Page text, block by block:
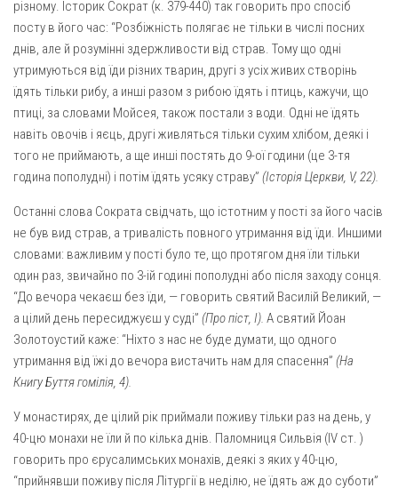
різному. Історик Сократ (к. 379-440) так говорить про спосіб
посту в його час: “Розбіжність полягає не тільки в числі посних
днів, але й розумінні здержливости від страв. Тому що одні
утримуються від їди різних тварин, другі з усіх живих створінь
їдять тільки рибу, а инші разом з рибою їдять і птиць, кажучи, що
птиці, за словами Мойсея, також постали з води. Одні не їдять
навіть овочів і яєць, другі живляться тільки сухим хлібом, деякі і
того не приймають, а ще инші постять до 9-ої години (це 3-тя
година пополудні) і потім їдять усяку страву” (Історія Церкви, V, 22).
Останні слова Сократа свідчать, що істотним у пості за його часів
не був вид страв, а тривалість повного утримання від їди. Иншими
словами: важливим у пості було те, що протягом дня їли тільки
один раз, звичайно по 3-ій годині пополудні або після заходу сонця.
“До вечора чекаєш без їди, — говорить святий Василій Великий, —
а цілий день пересиджуєш у суді” (Про піст, І). А святий Йоан
Золотоустий каже: “Ніхто з нас не буде думати, що одного
утримання від їжі до вечора вистачить нам для спасення” (На
Книгу Буття гомілія, 4).
У монастирях, де цілий рік приймали поживу тільки раз на день, у
40-цю монахи не їли й по кілька днів. Паломниця Сильвія (IV ст. )
говорить про єрусалимських монахів, деякі з яких у 40-цю,
“прийнявши поживу після Літургії в неділю, не їдять аж до суботи”